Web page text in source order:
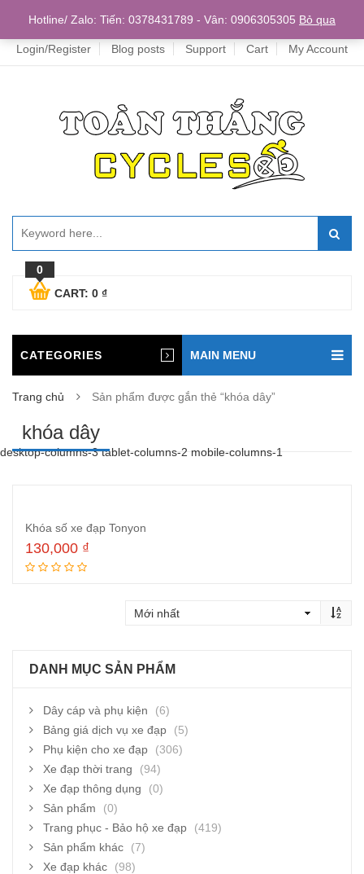
Home
Login/Register Blog posts Support Cart My Account
0
CART: 0 ₫
CATEGORIES MAIN MENU
Trang chủ Sản phẩm được gắn thẻ “khóa dây”
khóa dây
desktop-columns-3 tablet-columns-2 mobile-columns-1
Khóa số xe đạp Tonyon
130,000 ₫
DANH MỤC SẢN PHẨM
Dây cáp và phụ kiện
(6)
Bảng giá dịch vụ xe đạp
(5)
Phụ kiện cho xe đạp
(306)
Xe đạp thời trang
(94)
Xe đạp thông dụng
(0)
Sản phẩm
(0)
Trang phục - Bảo hộ xe đạp
(419)
Sản phẩm khác
(7)
Xe đạp khác
(98)
Hotline/ Zalo: Tiến: 0378431789 - Vân: 0906305305 Bỏ qua